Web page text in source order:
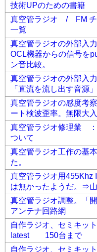
技術UPのための書籍
真空管ラジオ / FM
一覧
真空管ラジオの外部入
OCL機器からの信号を
ン音比較。
真空管ラジオの外部入
「直流を流し出す音源
真空管ラジオの感度考
ート検波歪率。無限大
真空管ラジオ修理業
ついて
真空管ラジオ工作の基
た。
真空管ラジオ用
は無かったようだ。⇒山
真空管ラジオ調整。「
アンテナ回路網
自作ラジオ、セ
latest 150台まで
自作ラジオ、セミキ